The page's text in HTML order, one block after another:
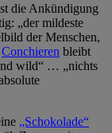
die Ankündigung
„der mildeste
der Menschen,
Conchieren bleibt
wild“ … „nichts
„Schokolade“